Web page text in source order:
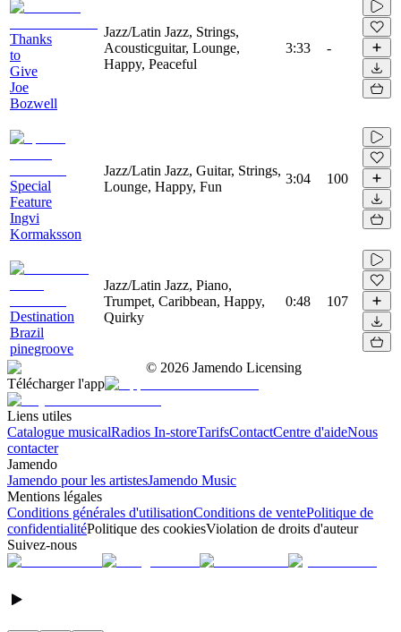
Thanks
to
Give
Joe
Bozwell
Jazz/Latin Jazz, Strings,
Acousticguitar, Lounge,
Happy, Peaceful
3:33 -
Special
Feature
Ingvi
Kormaksson
Jazz/Latin Jazz, Guitar, Strings,
Lounge, Happy, Fun
3:04 100
Destination
Brazil
pinegroove
Jazz/Latin Jazz, Piano,
Trumpet, Caribbean, Happy,
Quirky
0:48 107
© 2026 Jamendo Licensing
Télécharger l'app
Liens utiles
Catalogue musicalRadios In-storeTarifsContactCentre d'aideNous
contacter
Jamendo
Jamendo pour les artistesJamendo Music
Mentions légales
Conditions générales d'utilisationConditions de ventePolitique de
confidentialitéPolitique des cookiesViolation de droits d'auteur
Suivez-nous